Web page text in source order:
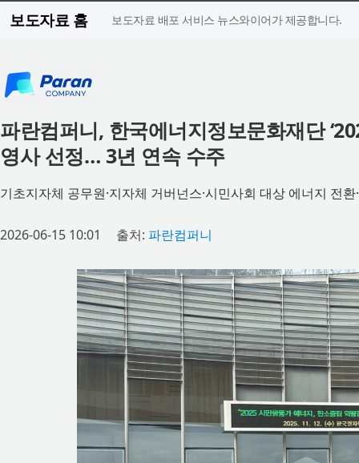
보도자료 홈 보도자료 배포 서비스 뉴스와이어가 제공합니다.
파란컴퍼니, 한국에너지정보문화재단
영사 선정… 3년 연속 수주
기초지자체 공무원·지자체 거버넌스·시민사회 대상 에너지 전
2026-06-15 10:01 출처: 파란컴퍼니